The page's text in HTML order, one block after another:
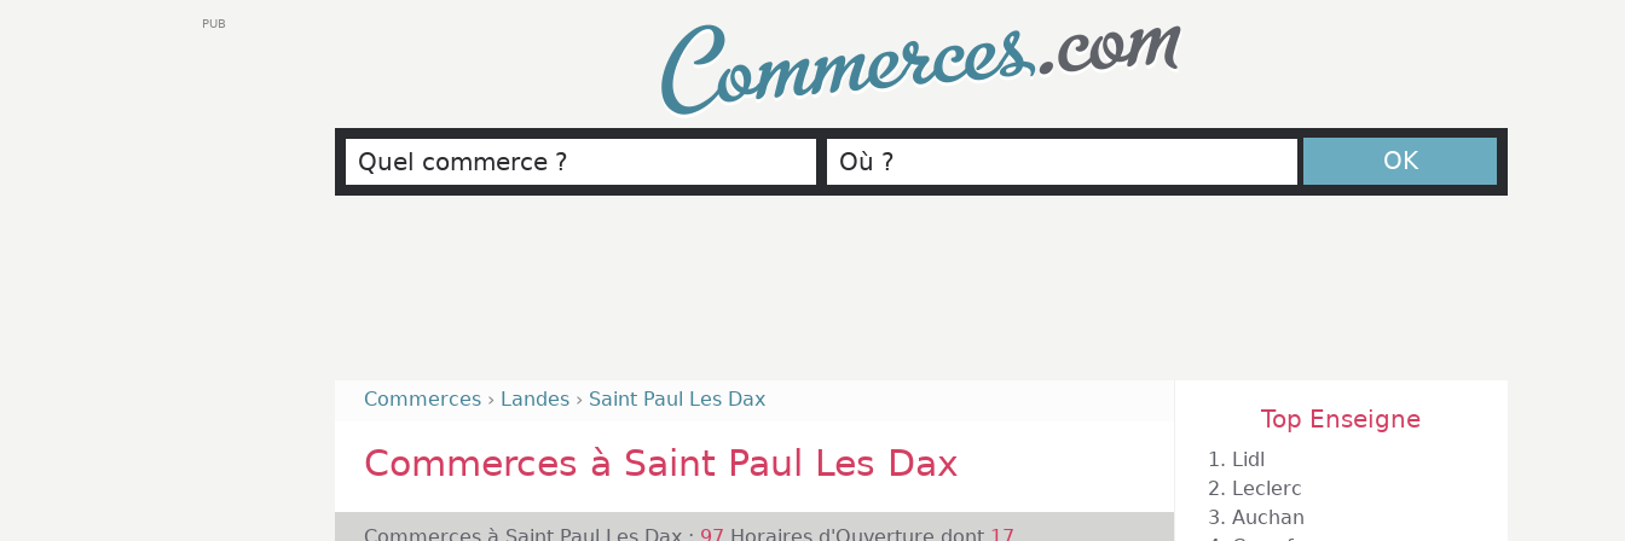
Commerces.com
OK
Commerces › Landes › Saint Paul Les Dax
Commerces à Saint Paul Les Dax
Top Enseigne
1. Lidl
2. Leclerc
3. Auchan
PUB